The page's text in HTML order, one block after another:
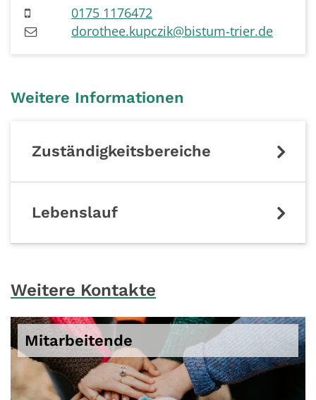
0175 1176472
dorothee.kupczik@bistum-trier.de
Weitere Informationen
Zuständigkeitsbereiche
Lebenslauf
Weitere Kontakte
Mitarbeitende